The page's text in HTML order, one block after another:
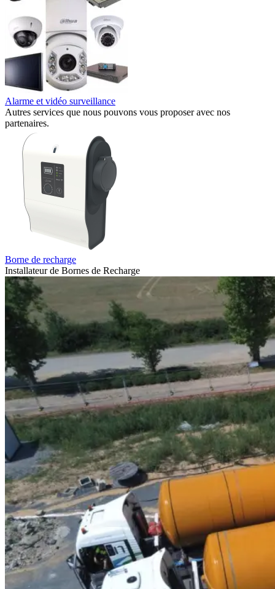
Alarme et vidéo surveillance
Autres services que nous pouvons vous proposer avec nos
partenaires.
Borne de recharge
Installateur de Bornes de Recharge